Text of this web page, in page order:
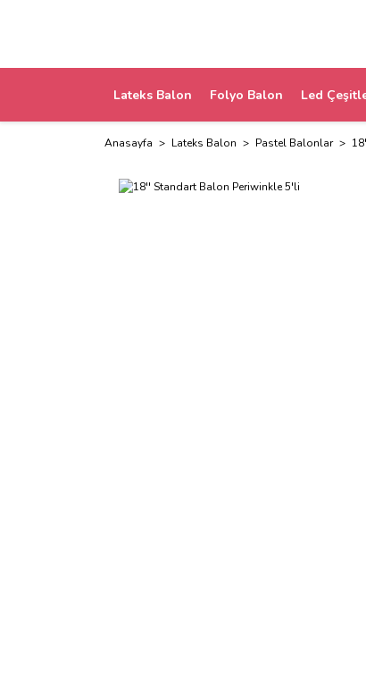
Lateks Balon Folyo Balon Led
Anasayfa Lateks Balon Pastel Balonlar